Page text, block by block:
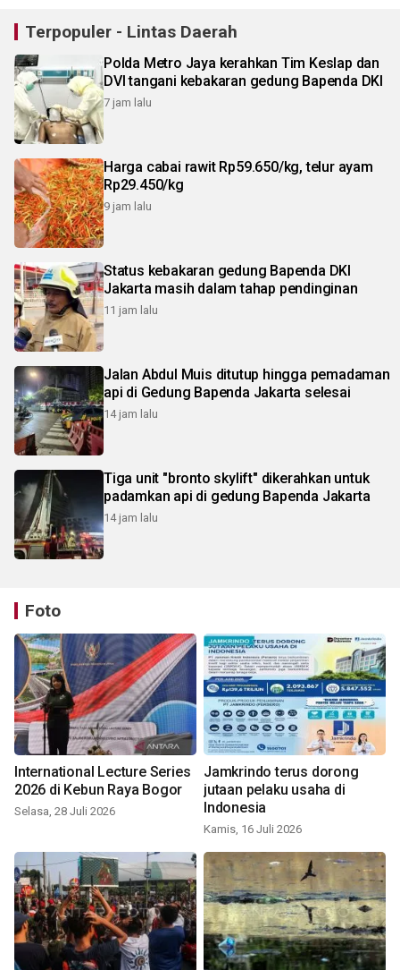
Terpopuler - Lintas Daerah
Polda Metro Jaya kerahkan Tim Keslap dan
DVI tangani kebakaran gedung Bapenda DKI
7 jam lalu
Harga cabai rawit Rp59.650/kg, telur ayam
Rp29.450/kg
9 jam lalu
Status kebakaran gedung Bapenda DKI
Jakarta masih dalam tahap pendinginan
11 jam lalu
Jalan Abdul Muis ditutup hingga pemadaman
api di Gedung Bapenda Jakarta selesai
14 jam lalu
Tiga unit "bronto skylift" dikerahkan untuk
padamkan api di gedung Bapenda Jakarta
14 jam lalu
Foto
International Lecture Series
2026 di Kebun Raya Bogor
Selasa, 28 Juli 2026
Jamkrindo terus dorong
jutaan pelaku usaha di
Indonesia
Kamis, 16 Juli 2026